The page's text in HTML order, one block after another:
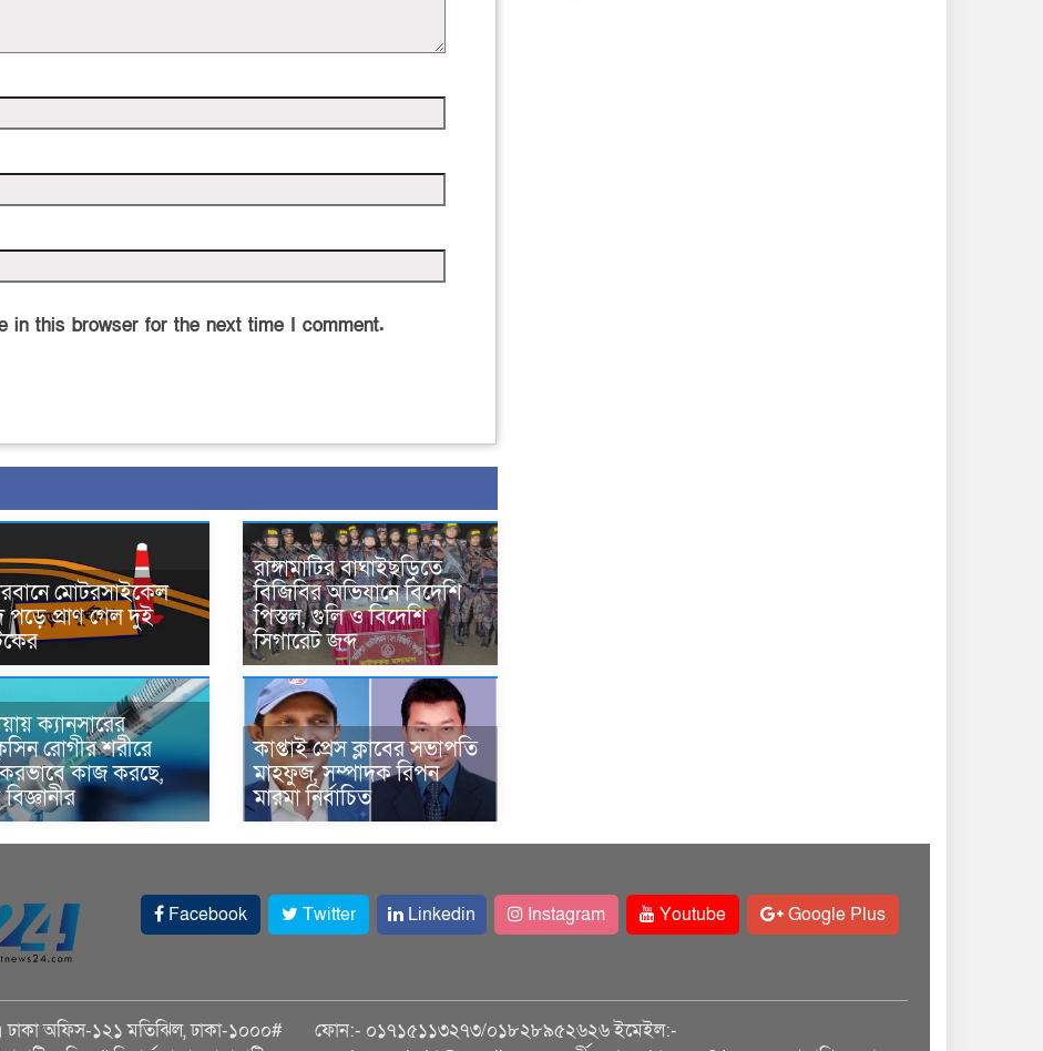
in this browser for the next time I comment.
মোটরসাইকেল
পড়ে প্রাণ গেল দুই
রাঙ্গামাটির বাঘাইছড়িতে
বিজিবির অভিযানে বিদেশি
পিস্তল, গুলি ও বিদেশি
সিগারেট জব্দ
ক্যানসারের
রোগীর শরীরে
কাজ করছে,
কাপ্তাই প্রেস ক্লাবের সভাপতি
মাহফুজ, সম্পাদক রিপন
মারমা নির্বাচিত
Facebook Twitter Linkedin Instagram Youtube Google Plus
ঢাকা অফিস-১২১ মতিঝিল, ঢাকা-১০০০#
ফোন:- ০১৭১৫১১৩২৭৩/০১৮২৮৯৫২৬২৬ ইমেইল:-